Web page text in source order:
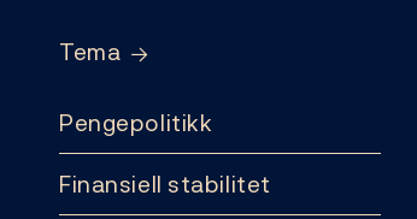
Tema
Pengepolitikk
Finansiell stabilitet